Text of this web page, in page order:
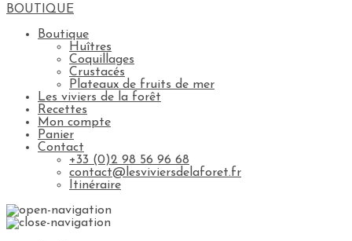
BOUTIQUE
Boutique
Huîtres
Coquillages
Crustacés
Plateaux de fruits de mer
Les viviers de la forêt
Recettes
Mon compte
Panier
Contact
+33 (0)2 98 56 96 68
contact@lesviviersdelaforet.fr
Itinéraire